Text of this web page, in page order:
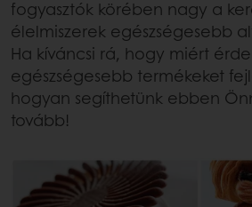
fogyasztók körében nagy a
élelmiszerek egészségesebb
Ha kíváncsi rá, hogy miért
egészségesebb termékeket
hogyan segíthetünk ebben
tovább!